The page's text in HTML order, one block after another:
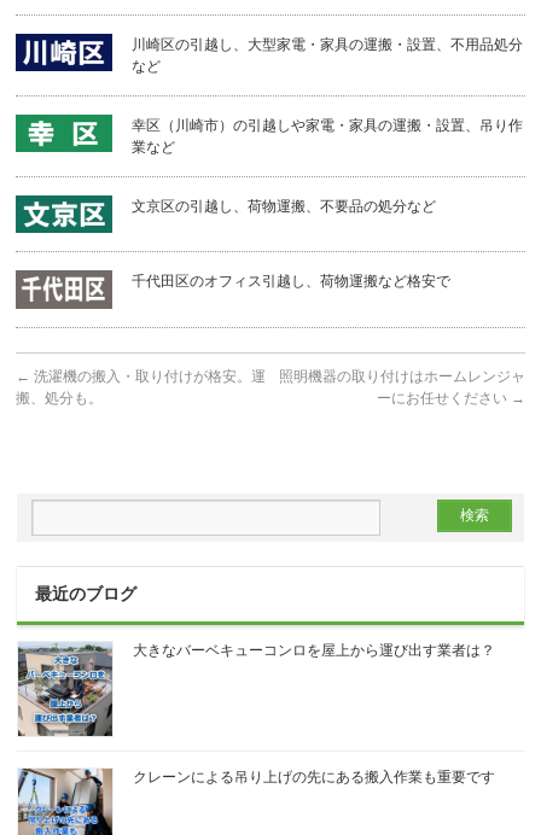
川崎区の引越し、大型家電・家具の運搬・設置、不用品処分
など
幸区（川崎市）の引越しや家電・家具の運搬・設置、吊り作
業など
文京区の引越し、荷物運搬、不要品の処分など
千代田区のオフィス引越し、荷物運搬など格安で
← 洗濯機の搬入・取り付けが格安。運
搬、処分も。
照明機器の取り付けはホームレンジャ
ーにお任せください →
最近のブログ
大きなバーベキューコンロを屋上から運び出す業者は？
クレーンによる吊り上げの先にある搬入作業も重要です